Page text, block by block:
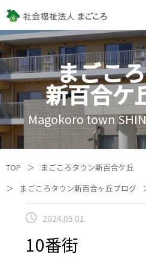
まごこ
新百合ケ
Magokoro town
TOP ＞
まごころタウン新百合ケ丘
＞
まごころタウン新百合ヶ丘ブログ
2024.05.01
10番街